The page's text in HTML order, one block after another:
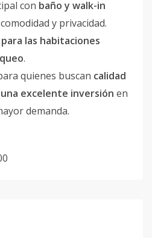
con baño y walk-in
y privacidad.
las habitaciones
.
quienes buscan calidad
excelente inversión en
demanda.